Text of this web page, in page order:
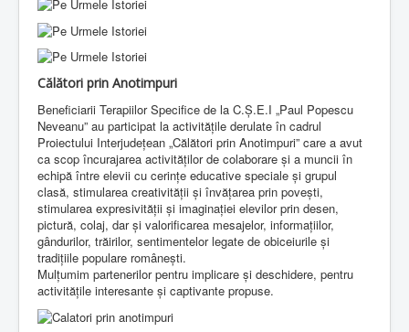
Călători prin Anotimpuri
Beneficiarii Terapiilor Specifice de la C.Ș.E.I „Paul Popescu
Neveanu” au participat la activitățile derulate în cadrul
Proiectului Interjudețean „Călători prin Anotimpuri” care a avut
ca scop încurajarea activităților de colaborare și a muncii în
echipă între elevii cu cerințe educative speciale și grupul
clasă, stimularea creativității și învățarea prin povești,
stimularea expresivității și imaginației elevilor prin desen,
pictură, colaj, dar și valorificarea mesajelor, informațiilor,
gândurilor, trăirilor, sentimentelor legate de obiceiurile și
tradițiile populare românești.
Mulțumim partenerilor pentru implicare și deschidere, pentru
activitățile interesante și captivante propuse.